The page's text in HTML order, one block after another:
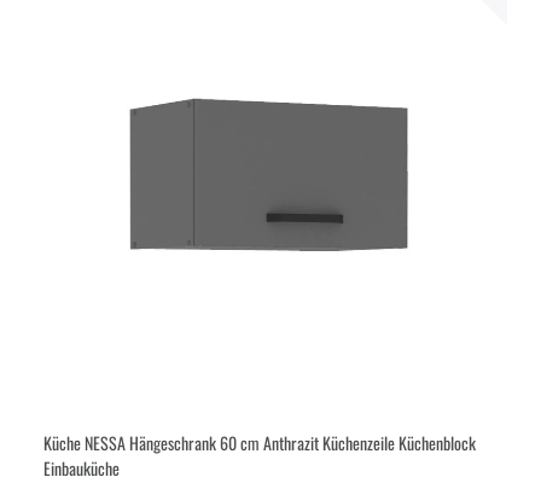
Küche NESSA Hängeschrank 60 cm Anthrazit Küchenzeile Küchenblock
Einbauküche